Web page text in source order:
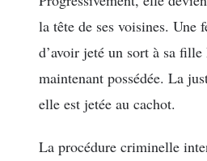
la tête de ses voisines. Une
d’avoir jeté un sort à sa fille
maintenant possédée. La
elle est jetée au cachot.
La procédure criminelle